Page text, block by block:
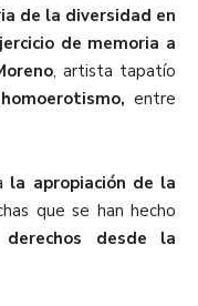
de la diversidad en
de memoria a
, artista tapatío
homoerotismo,entre
la apropiación de la
que se han hecho
desde la